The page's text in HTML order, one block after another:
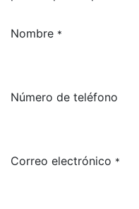
Nombre *
Número de teléfono
Correo electrónico *